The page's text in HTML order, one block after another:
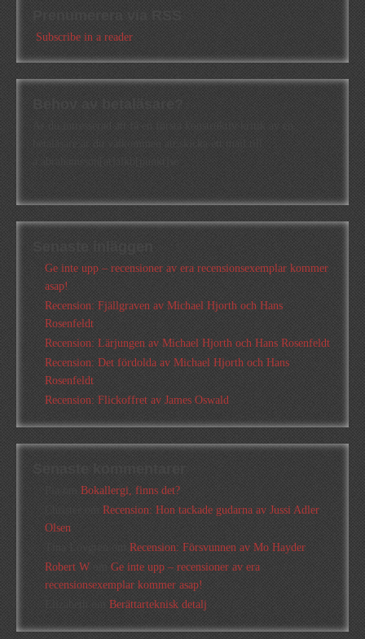
Prenumerera via RSS
Subscribe in a reader
Behov av betaläsare?
betaläsare är du välkommen att skicka ett mail till
Senaste inläggen
Ge inte upp – recensioner av era recensionsexemplar kommer
asap!
Recension: Fjällgraven av Michael Hjorth och Hans
Rosenfeldt
Recension: Lärjungen av Michael Hjorth och Hans Rosenfeldt
Recension: Det fördolda av Michael Hjorth och Hans
Rosenfeldt
Recension: Flickoffret av James Oswald
Bokallergi, finns det?
Recension: Hon tackade gudarna av Jussi Adler
Olsen
Recension: Försvunnen av Mo Hayder
Robert W om Ge inte upp – recensioner av era
recensionsexemplar kommer asap!
Berättarteknisk detalj